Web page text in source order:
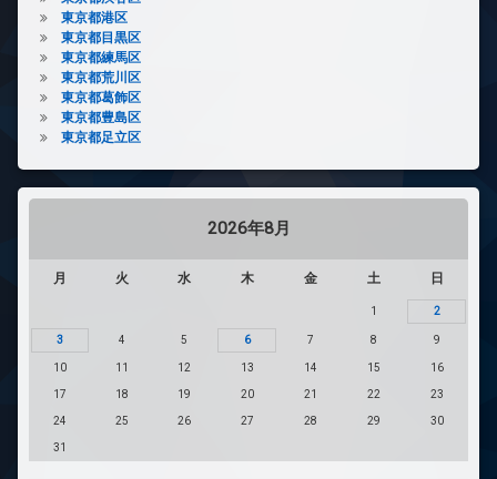
東京都港区
東京都目黒区
東京都練馬区
東京都荒川区
東京都葛飾区
東京都豊島区
東京都足立区
2026年8月
月 火 水 木 金 土 日
1 2
3 4 5 6 7 8 9
10 11 12 13 14 15 16
17 18 19 20 21 22 23
24 25 26 27 28 29 30
31